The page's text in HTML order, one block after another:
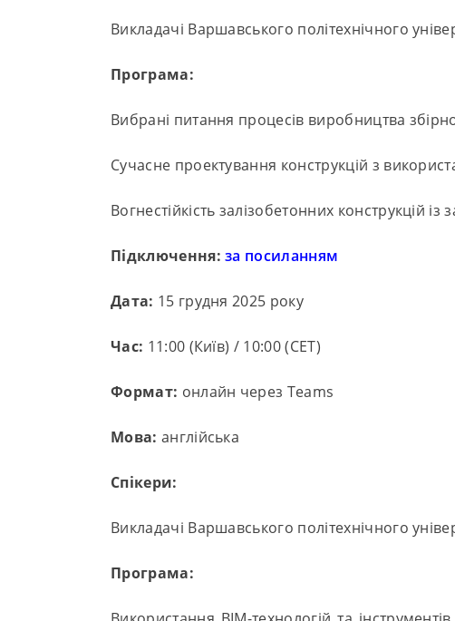
Викладачі Варшавського політехнічного
Програма:
Вибрані питання процесів виробництва
Сучасне проектування конструкцій з
Вогнестійкість залізобетонних конструкцій
Підключення:за посиланням
Дата: 15 грудня 2025 року
Час: 11:00 (Київ) / 10:00 (CET)
Формат: онлайн через Teams
Мова: англійська
Спікери:
Викладачі Варшавського політехнічного
Програма: